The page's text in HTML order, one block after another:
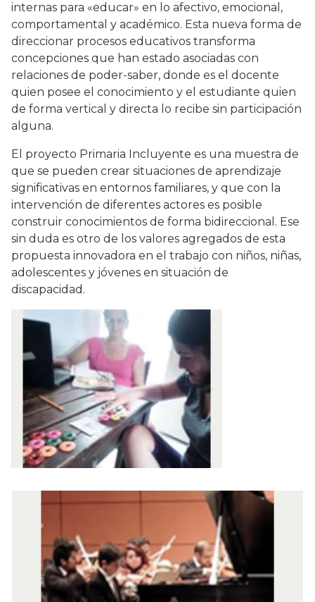
internas para «educar» en lo afectivo, emocional,
comportamental y académico. Esta nueva forma de
direccionar procesos educativos transforma
concepciones que han estado asociadas con
relaciones de poder-saber, donde es el docente
quien posee el conocimiento y el estudiante quien
de forma vertical y directa lo recibe sin participación
alguna.
El proyecto Primaria Incluyente es una muestra de
que se pueden crear situaciones de aprendizaje
significativas en entornos familiares, y que con la
intervención de diferentes actores es posible
construir conocimientos de forma bidireccional. Ese
sin duda es otro de los valores agregados de esta
propuesta innovadora en el trabajo con niños, niñas,
adolescentes y jóvenes en situación de
discapacidad.